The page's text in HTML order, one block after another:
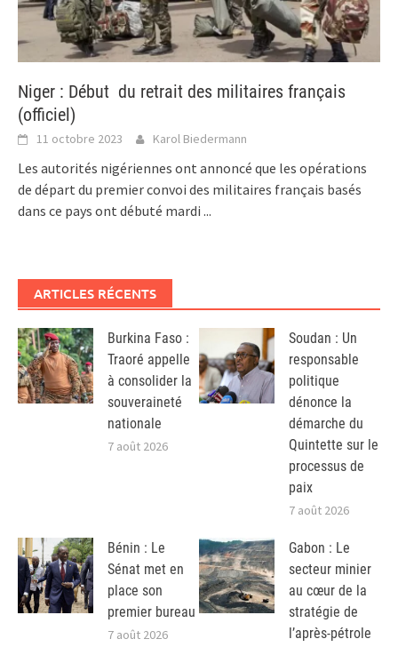
Niger : Début du retrait des militaires français
(officiel)
11 octobre 2023 Karol Biedermann
Les autorités nigériennes ont annoncé que les opérations
de départ du premier convoi des militaires français basés
dans ce pays ont débuté mardi ...
ARTICLES RÉCENTS
Burkina Faso :
Traoré appelle
à consolider la
souveraineté
nationale
7 août 2026
Soudan : Un
responsable
politique
dénonce la
démarche du
Quintette sur le
processus de
paix
7 août 2026
Bénin : Le
Sénat met en
place son
premier bureau
7 août 2026
Gabon : Le
secteur minier
au cœur de la
stratégie de
l’après-pétrole